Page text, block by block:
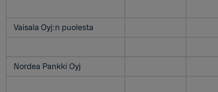
Vaisala Oyj:n puolesta
Nordea Pankki Oyj